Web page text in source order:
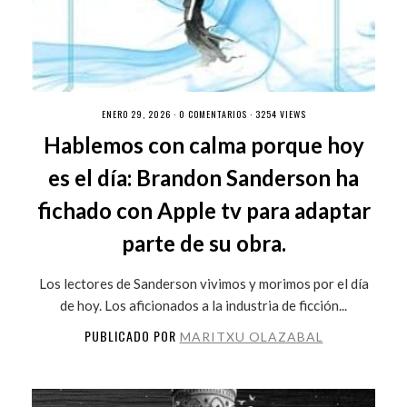
ENERO 29, 2026 · 0 COMENTARIOS · 3254 VIEWS
Hablemos con calma porque hoy
es el día: Brandon Sanderson ha
fichado con Apple tv para adaptar
parte de su obra.
Los lectores de Sanderson vivimos y morimos por el día
de hoy. Los aficionados a la industria de ficción...
PUBLICADO POR MARITXU OLAZABAL